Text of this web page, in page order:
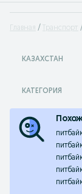
Главная Транспорт
КАЗАХСТАН
КАТЕГОРИЯ